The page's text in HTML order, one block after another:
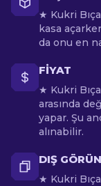
★ Kukri
kasa
da onu en
FIYAT
★ Kukri
arasında
yapar. Şu
alınabilir.
DIŞ
★ Kukri